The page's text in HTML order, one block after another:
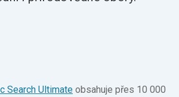
Search Ultimate obsahuje přes 10 000